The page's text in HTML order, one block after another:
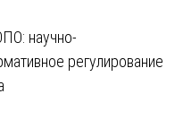
научно-
регулирование